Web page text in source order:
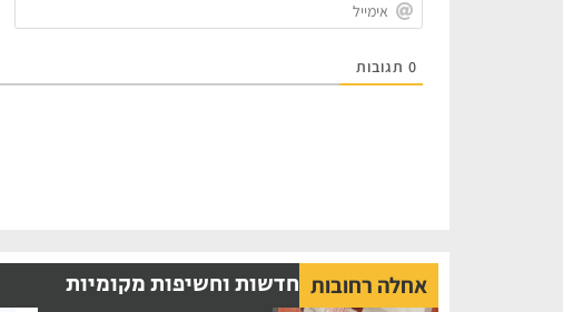
0 תגובות
אחלה רחובות חדשות וחשיפות מקומיות